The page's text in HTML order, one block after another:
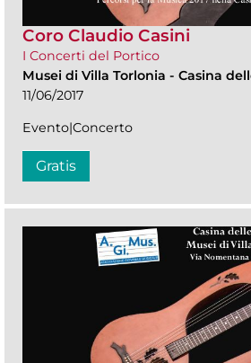
Coro Claudio Casini
I Concerti del Portico
Musei di Villa Torlonia - Casina
11/06/2017
Evento|Concerto
Gratis